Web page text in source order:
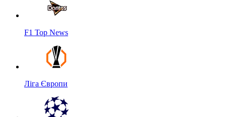
F1 Top News
Ліга Європи